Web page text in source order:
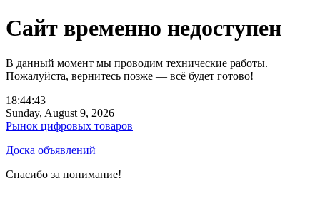
Сайт временно недоступен
В данный момент мы проводим технические работы.
Пожалуйста, вернитесь позже — всё будет готово!
18:44:43
Sunday, August 9, 2026
Рынок цифровых товаров
Доска объявлений
Спасибо за понимание!